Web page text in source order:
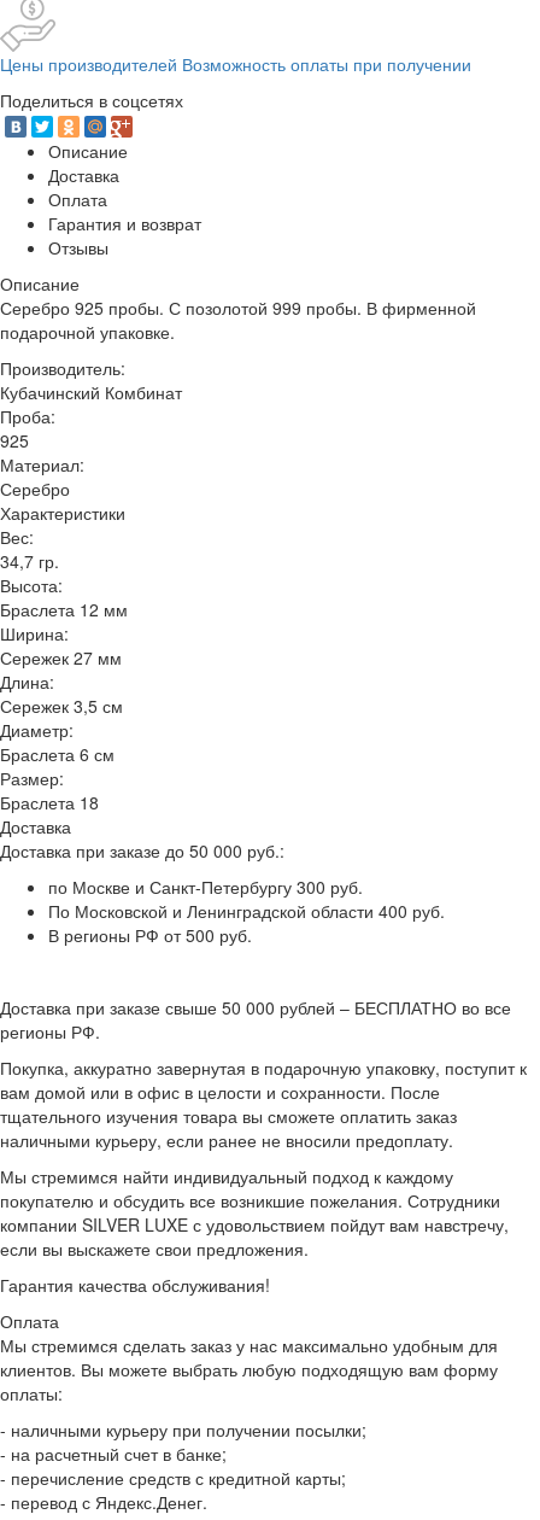
Цены производителей Возможность оплаты при получении
Поделиться в соцсетях
Описание
Доставка
Оплата
Гарантия и возврат
Отзывы
Описание
Серебро 925 пробы. С позолотой 999 пробы. В фирменной
подарочной упаковке.
Производитель:
Кубачинский Комбинат
Проба:
925
Материал:
Серебро
Характеристики
Вес:
34,7 гр.
Высота:
Браслета 12 мм
Ширина:
Сережек 27 мм
Длина:
Сережек 3,5 см
Диаметр:
Браслета 6 см
Размер:
Браслета 18
Доставка
Доставка при заказе до 50 000 руб.:
по Москве и Санкт-Петербургу 300 руб.
По Московской и Ленинградской области 400 руб.
В регионы РФ от 500 руб.
Доставка при заказе свыше 50 000 рублей – БЕСПЛАТНО во все
регионы РФ.
Покупка, аккуратно завернутая в подарочную упаковку, поступит к
вам домой или в офис в целости и сохранности. После
тщательного изучения товара вы сможете оплатить заказ
наличными курьеру, если ранее не вносили предоплату.
Мы стремимся найти индивидуальный подход к каждому
покупателю и обсудить все возникшие пожелания. Сотрудники
компании SILVER LUXE с удовольствием пойдут вам навстречу,
если вы выскажете свои предложения.
Гарантия качества обслуживания!
Оплата
Мы стремимся сделать заказ у нас максимально удобным для
клиентов. Вы можете выбрать любую подходящую вам форму
оплаты:
- наличными курьеру при получении посылки;
- на расчетный счет в банке;
- перечисление средств с кредитной карты;
- перевод с Яндекс.Денег.